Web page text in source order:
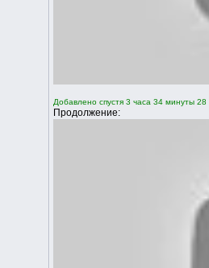
Добавлено спустя 3 часа 34 минуты 28
Продолжение: